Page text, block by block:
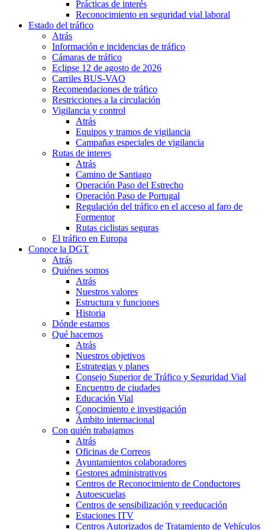
Prácticas de interés
Reconocimiento en seguridad vial laboral
Estado del tráfico
Atrás
Información e incidencias de tráfico
Cámaras de tráfico
Eclipse 12 de agosto de 2026
Carriles BUS-VAO
Recomendaciones de tráfico
Restricciones a la circulación
Vigilancia y control
Atrás
Equipos y tramos de vigilancia
Campañas especiales de vigilancia
Rutas de interes
Atrás
Camino de Santiago
Operación Paso del Estrecho
Operación Paso de Portugal
Regulación del tráfico en el acceso al faro de
Formentor
Rutas ciclistas seguras
El tráfico en Europa
Conoce la DGT
Atrás
Quiénes somos
Atrás
Nuestros valores
Estructura y funciones
Historia
Dónde estamos
Qué hacemos
Atrás
Nuestros objetivos
Estrategias y planes
Consejo Superior de Tráfico y Seguridad Vial
Encuentro de ciudades
Educación Vial
Conocimiento e investigación
Ámbito internacional
Con quién trabajamos
Atrás
Oficinas de Correos
Ayuntamientos colaboradores
Gestores administrativos
Centros de Reconocimiento de Conductores
Autoescuelas
Centros de sensibilización y reeducación
Estaciones ITV
Centros Autorizados de Tratamiento de Vehículos